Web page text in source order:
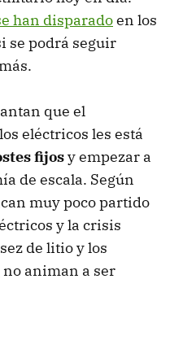
han disparadoen los
se podrá seguir
que el
eléctricos les está
fijosy empezar a
de escala. Según
muy poco partido
y la crisis
de litio y los
no animan a ser